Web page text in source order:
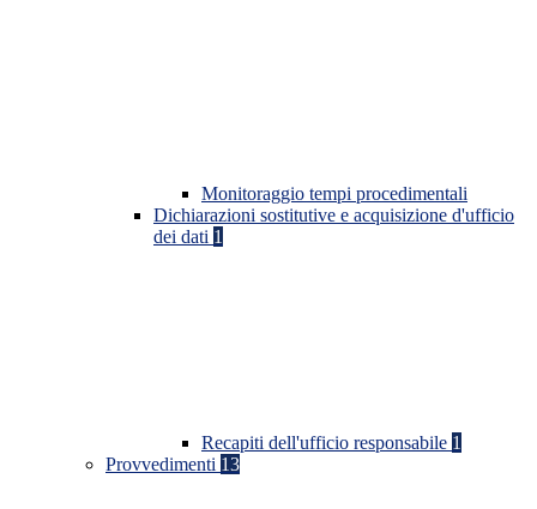
Monitoraggio tempi procedimentali
Dichiarazioni sostitutive e acquisizione d'ufficio
dei dati 1
Recapiti dell'ufficio responsabile 1
Provvedimenti 13